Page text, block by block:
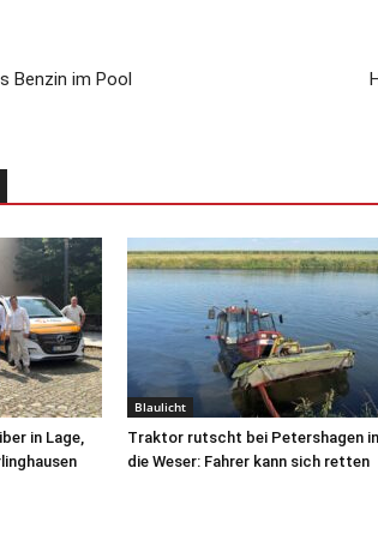
Benzin im Pool
in Lage,
Blaulicht
Traktor rutscht bei Petershagen in
die Weser: Fahrer kann sich retten